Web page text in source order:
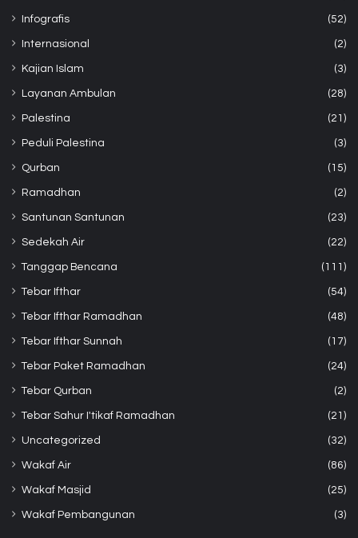
Infografis (52)
Internasional (2)
Kajian Islam (3)
Layanan Ambulan (28)
Palestina (21)
Peduli Palestina (3)
Qurban (15)
Ramadhan (2)
Santunan Santunan (23)
Sedekah Air (22)
Tanggap Bencana (111)
Tebar Ifthar (54)
Tebar Ifthar Ramadhan (48)
Tebar Ifthar Sunnah (17)
Tebar Paket Ramadhan (24)
Tebar Qurban (2)
Tebar Sahur I'tikaf Ramadhan (21)
Uncategorized (32)
Wakaf Air (86)
Wakaf Masjid (25)
Wakaf Pembangunan (3)